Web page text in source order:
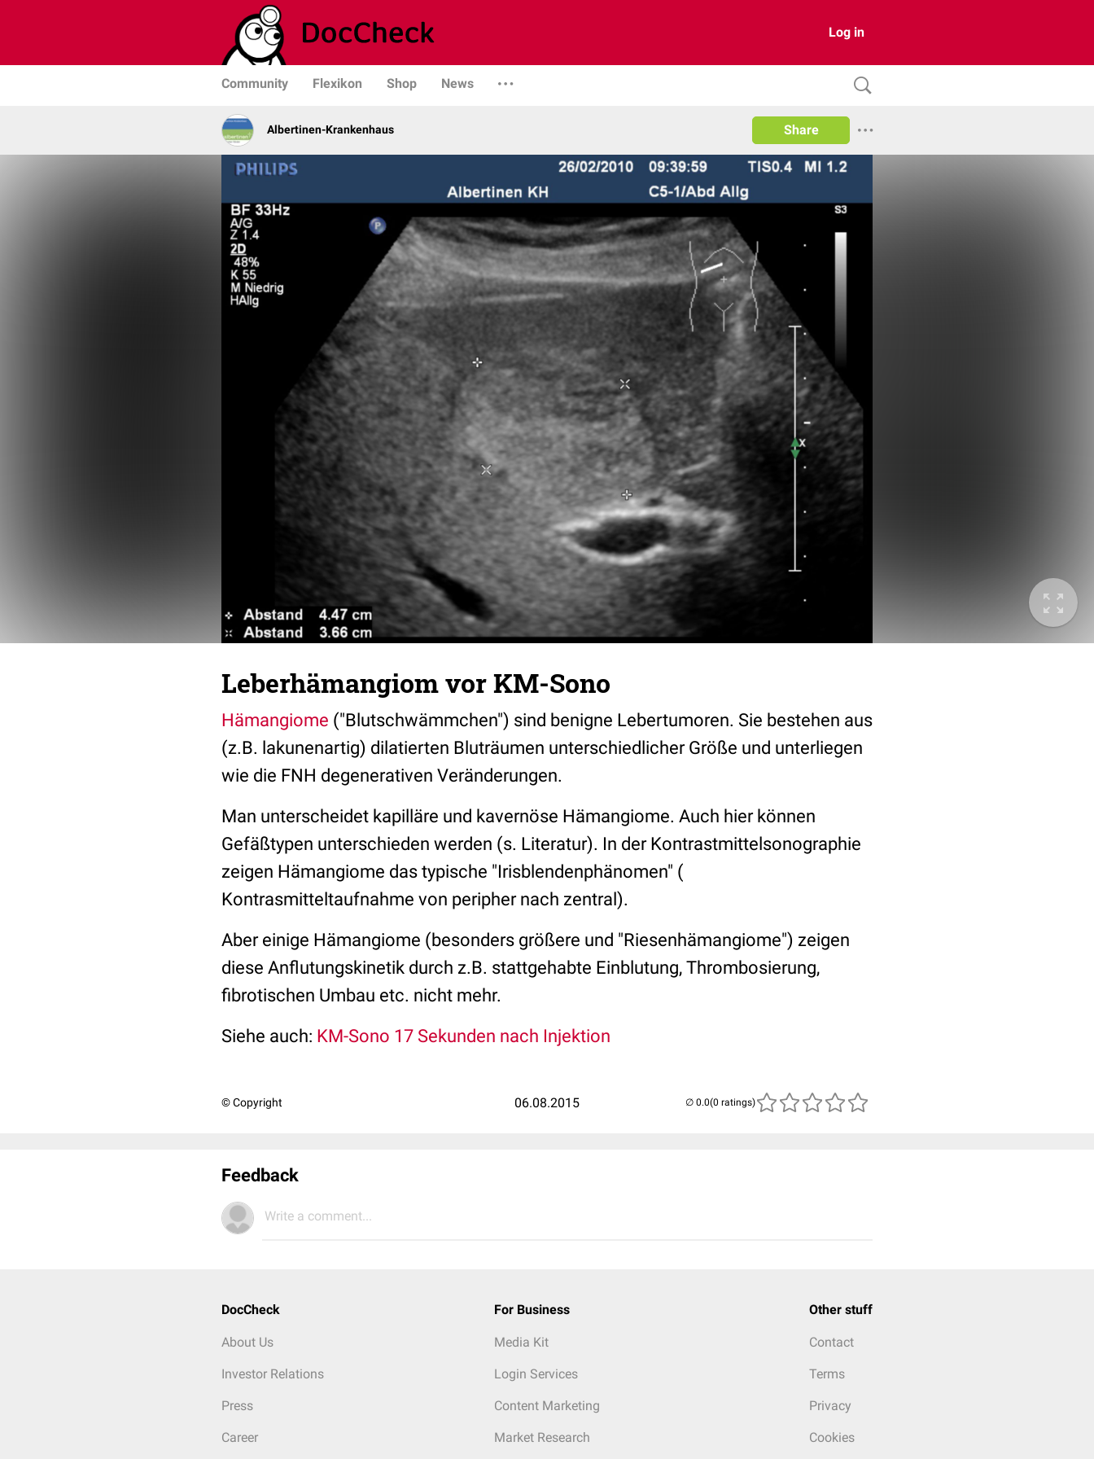
Log in
Community Flexikon Shop News
Albertinen-Krankenhaus Share
Leberhämangiom vor KM-Sono
Hämangiome ("Blutschwämmchen") sind benigne Lebertumoren. Sie bestehen aus
(z.B. lakunenartig) dilatierten Bluträumen unterschiedlicher Größe und unterliegen
wie die FNH degenerativen Veränderungen.
Man unterscheidet kapilläre und kavernöse Hämangiome. Auch hier können
Gefäßtypen unterschieden werden (s. Literatur). In der Kontrastmittelsonographie
zeigen Hämangiome das typische "Irisblendenphänomen" (
Kontrasmitteltaufnahme von peripher nach zentral).
Aber einige Hämangiome (besonders größere und "Riesenhämangiome") zeigen
diese Anflutungskinetik durch z.B. stattgehabte Einblutung, Thrombosierung,
fibrotischen Umbau etc. nicht mehr.
Siehe auch: KM-Sono 17 Sekunden nach Injektion
© Copyright 06.08.2015 (0 ratings)
Feedback
Write a comment...
DocCheck
About Us
Investor Relations
Press
Career
For Business
Media Kit
Login Services
Content Marketing
Market Research
Other stuff
Contact
Terms
Privacy
Cookies